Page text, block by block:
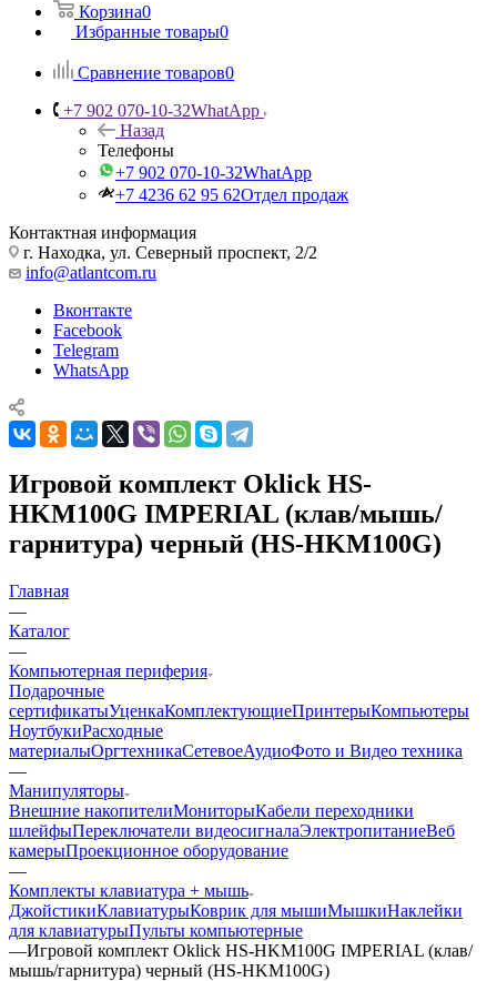
Корзина0
Избранные товары0
Сравнение товаров0
+7 902 070-10-32WhatApp
Назад
Телефоны
+7 902 070-10-32WhatApp
+7 4236 62 95 62Отдел продаж
Контактная информация
г. Находка, ул. Северный проспект, 2/2
info@atlantcom.ru
Вконтакте
Facebook
Telegram
WhatsApp
Игровой комплект Oklick HS-
HKM100G IMPERIAL (клав/мышь/
гарнитура) черный (HS-HKM100G)
Главная
—
Каталог
—
Компьютерная периферия
Подарочные
сертификатыУценкаКомплектующиеПринтерыКомпьютеры
НоутбукиРасходные
материалыОргтехникаСетевоеАудиоФото и Видео техника
—
Манипуляторы
Внешние накопителиМониторыКабели переходники
шлейфыПереключатели видеосигналаЭлектропитаниеВеб
камерыПроекционное оборудование
—
Комплекты клавиатура + мышь
ДжойстикиКлавиатурыКоврик для мышиМышкиНаклейки
для клавиатурыПульты компьютерные
—Игровой комплект Oklick HS-HKM100G IMPERIAL (клав/
мышь/гарнитура) черный (HS-HKM100G)